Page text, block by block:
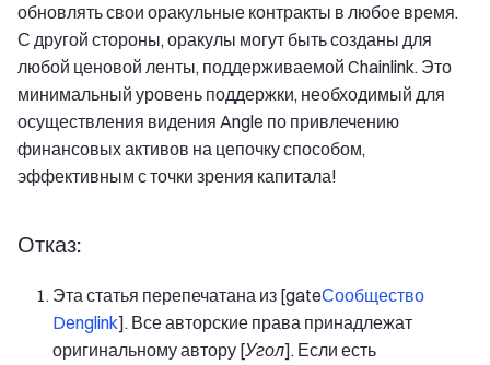
обновлять свои оракульные контракты в любое время.
С другой стороны, оракулы могут быть созданы для
любой ценовой ленты, поддерживаемой Chainlink. Это
минимальный уровень поддержки, необходимый для
осуществления видения Angle по привлечению
финансовых активов на цепочку способом,
эффективным с точки зрения капитала!
Отказ:
Эта статья перепечатана из [gateСообщество
Denglink]. Все авторские права принадлежат
оригинальному автору [Угол]. Если есть